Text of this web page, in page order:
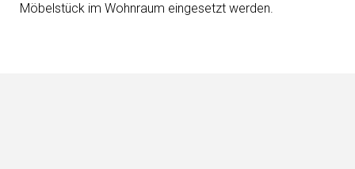
Möbelstück im Wohnraum eingesetzt werden.